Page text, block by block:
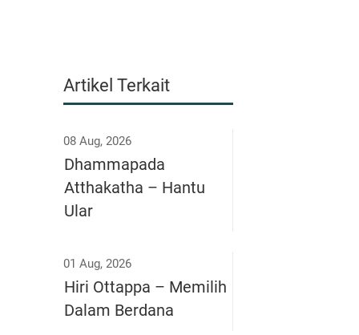
Artikel Terkait
08 Aug, 2026
Dhammapada
Atthakatha – Hantu
Ular
01 Aug, 2026
Hiri Ottappa – Memilih
Dalam Berdana